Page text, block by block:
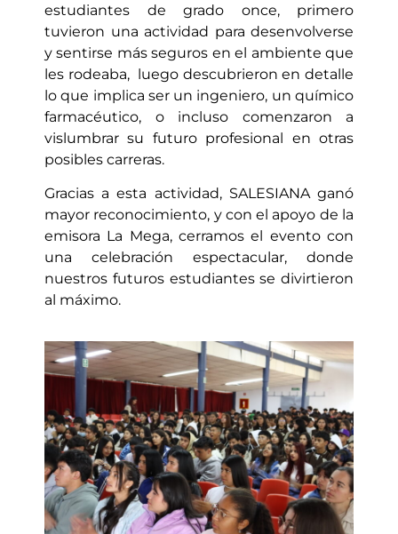
estudiantes de grado once, primero
tuvieron una actividad para desenvolverse
y sentirse más seguros en el ambiente que
les rodeaba, luego descubrieron en detalle
lo que implica ser un ingeniero, un químico
farmacéutico, o incluso comenzaron a
vislumbrar su futuro profesional en otras
posibles carreras.
Gracias a esta actividad, SALESIANA ganó
mayor reconocimiento, y con el apoyo de la
emisora La Mega, cerramos el evento con
una celebración espectacular, donde
nuestros futuros estudiantes se divirtieron
al máximo.